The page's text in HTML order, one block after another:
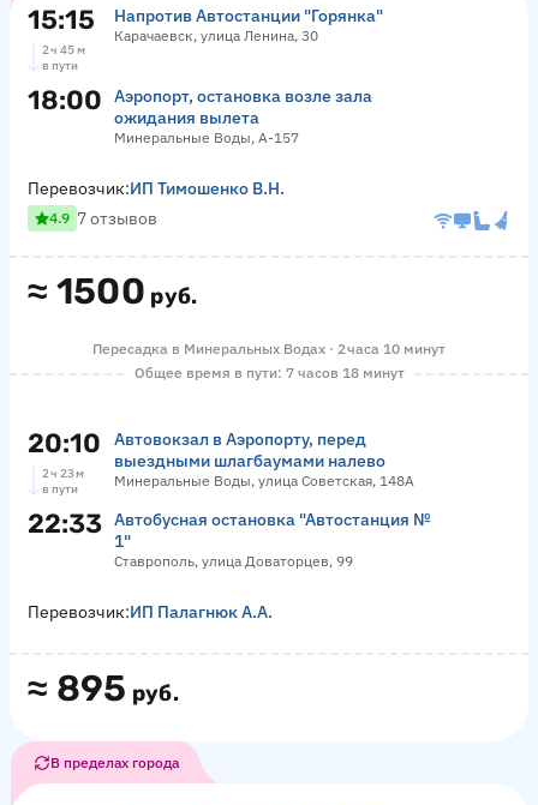
15:15 Напротив Автостанции "Горянка"
Карачаевск, улица Ленина, 30
2 ч 45 м
в пути
18:00
Аэропорт, остановка возле зала
ожидания вылета
Минеральные Воды, А-157
≈ 1500 руб.
Перевозчик:ИП Тимошенко В.Н.
4.9 7 отзывов
Пересадка в Минеральных Водах · 2 часа 10 минут
Общее время в пути: 7 часов 18 минут
20:10
Автовокзал в Аэропорту, перед
выездными шлагбаумами налево
Минеральные Воды, улица Советская, 148А
2 ч 23 м
в пути
22:33 Автобусная остановка "Автостанция №
1"
Ставрополь, улица Доваторцев, 99
≈ 895 руб.
Перевозчик:ИП Палагнюк А.А.
В пределах города